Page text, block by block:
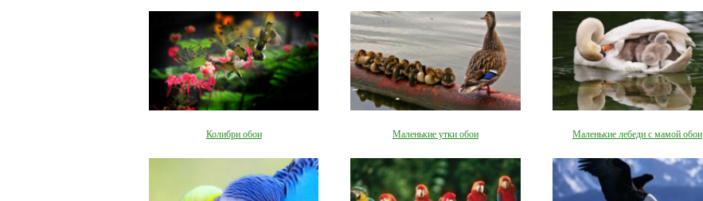
Колибри обои Маленькие утки обои Маленькие лебеди с мамой обои